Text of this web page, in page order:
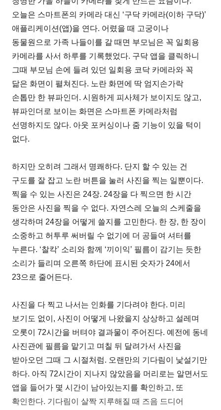
오늘은 스마트폰의 카메라 대신 ‘구닥 카메라(이하 구닥)’
애플리케이션(앱)을 연다. 어렸을 때 고궁이나
동물원으로 가족 나들이를 갈 때면 부모님은 꼭 일회용
카메라를 사서 하루를 기록했었다. 구닥 앱을 클릭하니
그때 부모님 손에 들려 있던 일회용 코닥 카메라와 꼭
닮은 화면이 펼쳐진다. 노란 화면에 딱 엄지손가락
손톱만 한 뷰파인더. 시원하게 피사체가 보이지도 않고,
뷰파인더로 보이는 화면은 스마트폰 카메라처럼
선명하지도 않다. 아웃 포커싱이나 줌 기능이 있을 턱이
없다.
하지만 오히려 그래서 명쾌하다. 단지 할 수 있는 건
구도를 잘 잡고 노란 버튼을 눌러 사진을 찍는 일뿐이다.
찍을 수 있는 사진은 24장. 24장을 다 찍으면 한 시간
동안은 사진을 찍을 수 없다. 자연스레 오늘의 스케줄을
생각하며 24장을 어떻게 쓸지를 고민한다. 한 장, 한 장이
소중하고 허투루 써버릴 수 없기에 더 공들여 셔터를
누른다. ‘찰칵’ 소리와 함께 ‘끼이익’ 필름이 감기는 듯한
소리가 들리며 오른쪽 하단에 표시된 숫자가 24에서
23으로 줄어든다.
사진을 다 찍고 나서는 인화를 기다려야 한다. 미리
보기도 없이, 사진이 어떻게 나왔을지 상상하고 설레며
오롯이 72시간을 버텨야 결과물이 주어진다. 예전에 동네
사진관에 필름을 맡기고 며칠 뒤 달려가서 사진을
받아오던 그때 그 시절처럼. 오랜만의 기다림이 낯설기만
하다. 아직 72시간이 지나지 않았음을 머리로는 알면서도
앱을 들어가 몇 시간이 남아있는지를 확인하고, 또
확인한다. 기다림이 살짝 지루해질 때 즈음 드디어